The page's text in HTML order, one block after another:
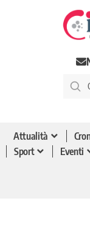
Attualità
Sport
Eventi